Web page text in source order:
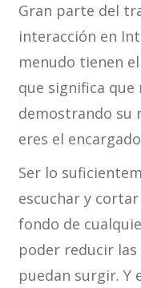
Gran parte del
interacción en
menudo tienen
que significa
demostrando su
eres el
Ser lo
escuchar y
fondo de
poder reducir
puedan surgir. Y